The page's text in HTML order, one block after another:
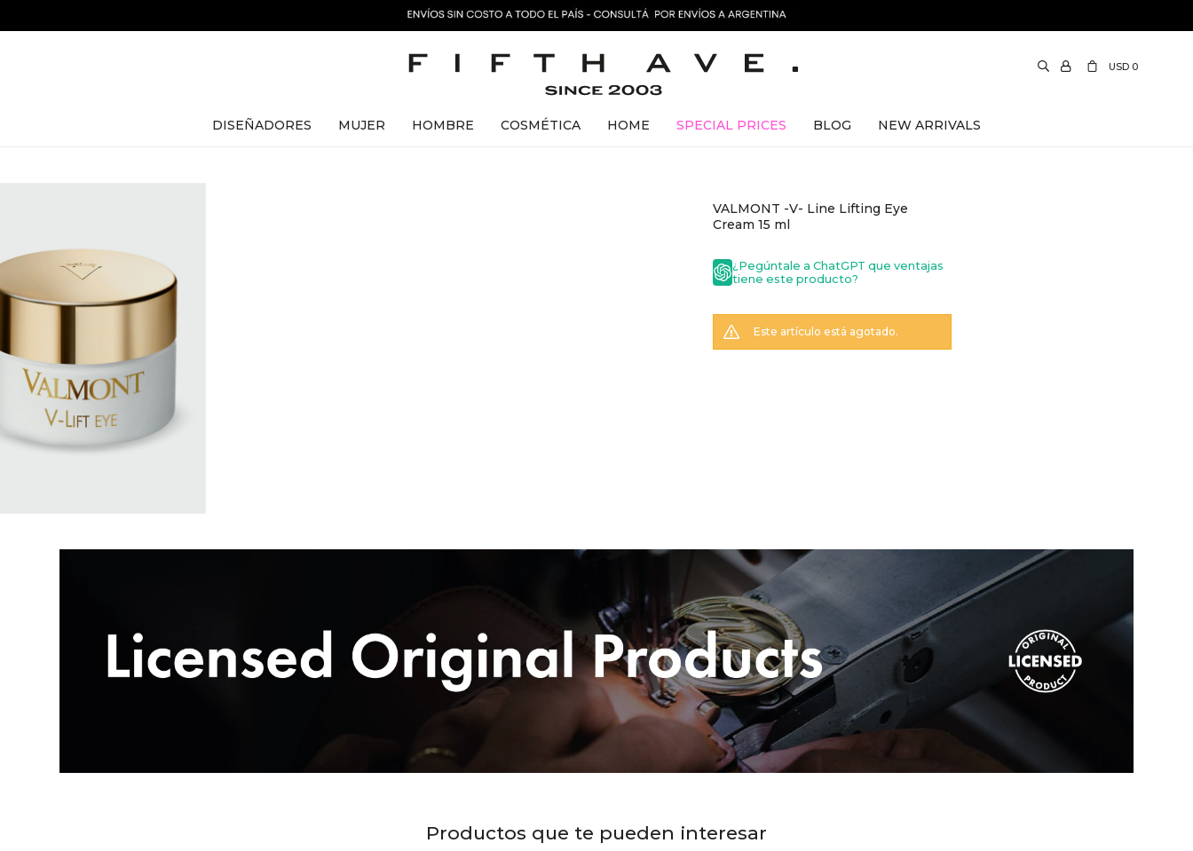
DISEÑADORES MUJER HOMBRE COSMÉTICA HOME SPECIAL PRICES BLOG NEW ARRIVALS
USD 0
VALMONT -V- Line Lifting Eye
Cream 15 ml
¿Pegúntale a ChatGPT que ventajas
tiene este producto?
Este artículo está agotado.
Productos que te pueden interesar